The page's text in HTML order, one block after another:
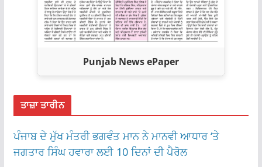
Punjab News ePaper
ਤਾਜ਼ਾ ਤਾਰੀਨ
ਪੰਜਾਬ ਦੇ ਮੁੱਖ ਮੰਤਰੀ ਭਗਵੰਤ ਮਾਨ ਨੇ ਮਾਨਵੀ ਆਧਾਰ ‘ਤੇ
ਜਗਤਾਰ ਸਿੰਘ ਹਵਾਰਾ ਲਈ 10 ਦਿਨਾਂ ਦੀ ਪੈਰੋਲ